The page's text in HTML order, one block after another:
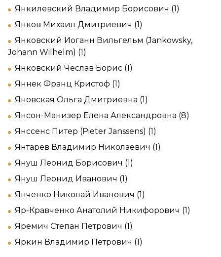
Янкилевский Владимир Борисович (1)
Янков Михаил Дмитриевич (1)
Янковский Иоганн Вильгельм (Jankowsky,
Johann Wilhelm) (1)
Янковский Чеслав Борис (1)
Яннек Франц Кристоф (1)
Яновская Ольга Дмитриевна (1)
Янсон-Манизер Елена Александровна (8)
Янссенс Питер (Pieter Janssens) (1)
Янтарев Владимир Николаевич (1)
Януш Леонид Борисович (1)
Януш Леонид Иванович (1)
Янченко Николай Иванович (1)
Яр-Кравченко Анатолий Никифорович (1)
Яремич Степан Петрович (1)
Яркин Владимир Петрович (1)